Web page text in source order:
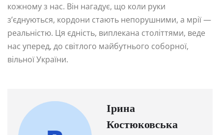
кожному з нас. Він нагадує, що коли руки
з’єднуються, кордони стають непорушними, а мрії —
реальністю. Ця єдність, виплекана століттями, веде
нас уперед, до світлого майбутнього соборної,
вільної України.
Ірина
Костюковська